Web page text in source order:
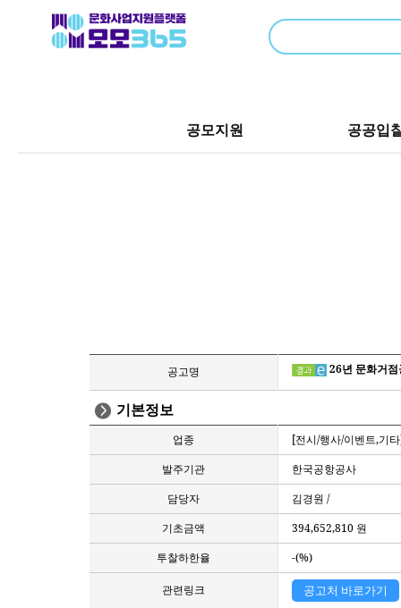
공모지원 공공입
공고명 26년 문화거
기본정보
업종
[전시/행사/이벤트,기
발주기관
한국공항공사
담당자
김경원 /
기초금액
394,652,810 원
투찰하한율
-(%)
관련링크 공고처 바로가기